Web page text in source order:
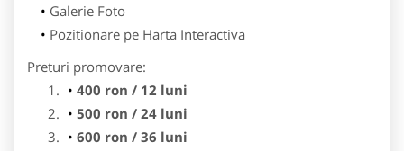
Galerie Foto
Pozitionare pe Harta Interactiva
Preturi promovare:
400 ron / 12 luni
500 ron / 24 luni
600 ron / 36 luni